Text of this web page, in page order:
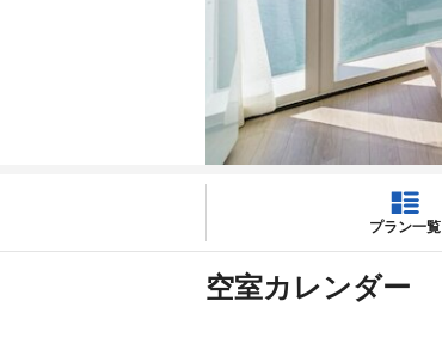
プラン一覧
空室カレンダー